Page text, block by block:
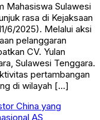
Mahasiswa Sulawesi
rasa di Kejaksaan
6/2025). Melalui aksi
pelanggaran
CV. Yulan
Sulawesi Tenggara.
pertambangan
di wilayah […]